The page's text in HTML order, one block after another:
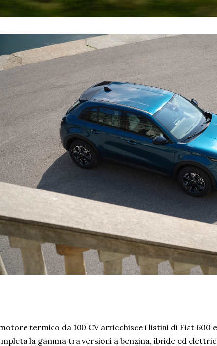
termico da 100 CV arricchisce i listini di Fiat 600
la gamma tra versioni a benzina, ibride ed